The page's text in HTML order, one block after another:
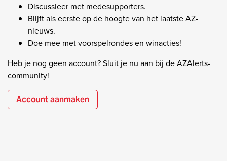
Discussieer met medesupporters.
Blijft als eerste op de hoogte van het laatste AZ-
nieuws.
Doe mee met voorspelrondes en winacties!
Heb je nog geen account? Sluit je nu aan bij de AZAlerts-
community!
Account aanmaken